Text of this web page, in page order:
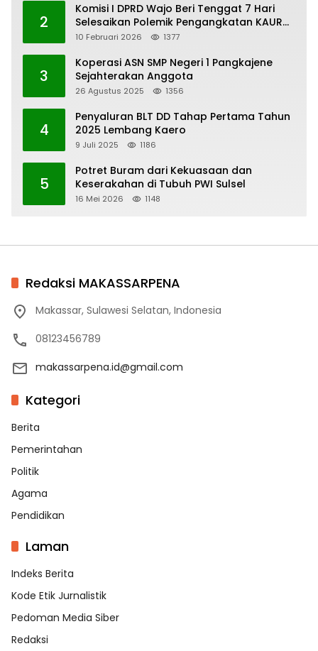
2
Komisi I DPRD Wajo Beri Tenggat 7 Hari
Selesaikan Polemik Pengangkatan KAUR
Keuangan Desa Bau-Bau
10 Februari 2026 1377
3
Koperasi ASN SMP Negeri 1 Pangkajene
Sejahterakan Anggota
26 Agustus 2025 1356
4
Penyaluran BLT DD Tahap Pertama Tahun
2025 Lembang Kaero
9 Juli 2025 1186
5
Potret Buram dari Kekuasaan dan
Keserakahan di Tubuh PWI Sulsel
16 Mei 2026 1148
Redaksi MAKASSARPENA
Makassar, Sulawesi Selatan, Indonesia
08123456789
makassarpena.id@gmail.com
Kategori
Berita
Pemerintahan
Politik
Agama
Pendidikan
Laman
Indeks Berita
Kode Etik Jurnalistik
Pedoman Media Siber
Redaksi